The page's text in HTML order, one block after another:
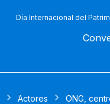
Día Internacional del
Actores ONG,